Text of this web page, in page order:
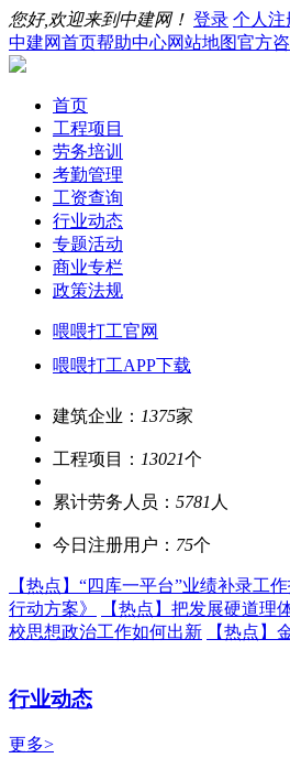
您好,欢迎来到中建网！ 登录 个人注
中建网首页帮助中心网站地图官方
首页
工程项目
劳务培训
考勤管理
工资查询
行业动态
专题活动
商业专栏
政策法规
喂喂打工官网
喂喂打工APP下载
建筑企业： 1375家
工程项目： 13021个
累计劳务人员： 5781 人
今日注册用户： 75个
【热点】 “四库一平台”业绩补录工
行动方案》
【热点】 把发展硬道理
校思想政治工作如何出新
【热点】
行业动态
更多>